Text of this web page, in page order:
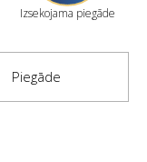
Izsekojama piegāde
Piegāde